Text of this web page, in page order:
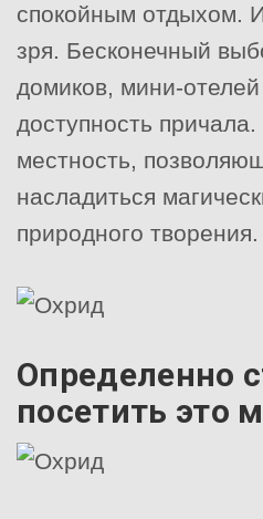
спокойным отдыхом.
зря. Бесконечный
домиков, мини-
доступность
местность,
насладиться
природного творения.
Определенно
посетить это